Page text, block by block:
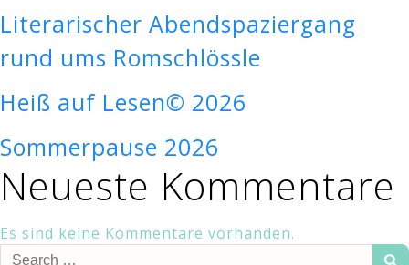
Literarischer Abendspaziergang
rund ums Romschlössle
Heiß auf Lesen© 2026
Sommerpause 2026
Neueste Kommentare
Es sind keine Kommentare vorhanden.
Search